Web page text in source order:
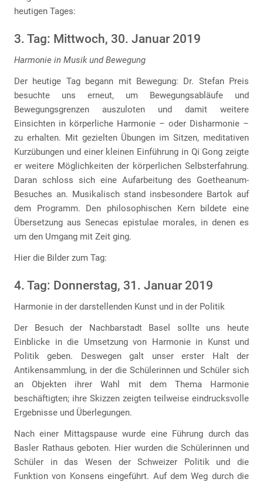
heutigen Tages:
3. Tag: Mittwoch, 30. Januar 2019
Harmonie in Musik und Bewegung
Der heutige Tag begann mit Bewegung: Dr. Stefan Preis
besuchte uns erneut, um Bewegungsabläufe und
Bewegungsgrenzen auszuloten und damit weitere
Einsichten in körperliche Harmonie – oder Disharmonie –
zu erhalten. Mit gezielten Übungen im Sitzen, meditativen
Kurzübungen und einer kleinen Einführung in Qi Gong zeigte
er weitere Möglichkeiten der körperlichen Selbsterfahrung.
Daran schloss sich eine Aufarbeitung des Goetheanum-
Besuches an. Musikalisch stand insbesondere Bartok auf
dem Programm. Den philosophischen Kern bildete eine
Übersetzung aus Senecas epistulae morales, in denen es
um den Umgang mit Zeit ging.
Hier die Bilder zum Tag:
4. Tag: Donnerstag, 31. Januar 2019
Harmonie in der darstellenden Kunst und in der Politik
Der Besuch der Nachbarstadt Basel sollte uns heute
Einblicke in die Umsetzung von Harmonie in Kunst und
Politik geben. Deswegen galt unser erster Halt der
Antikensammlung, in der die Schülerinnen und Schüler sich
an Objekten ihrer Wahl mit dem Thema Harmonie
beschäftigten; ihre Skizzen zeigten teilweise eindrucksvolle
Ergebnisse und Überlegungen.
Nach einer Mittagspause wurde eine Führung durch das
Basler Rathaus geboten. Hier wurden die Schülerinnen und
Schüler in das Wesen der Schweizer Politik und die
Funktion von Konsens eingeführt. Auf dem Weg durch die